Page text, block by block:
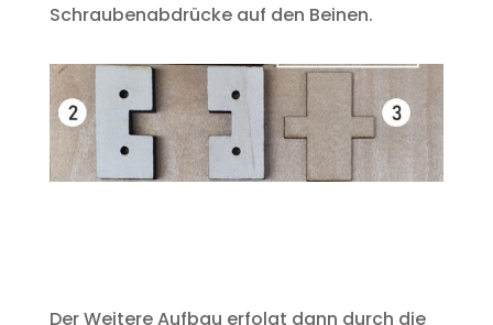
Schraubenabdrücke auf den Beinen.
Der Weitere Aufbau erfolgt dann durch die